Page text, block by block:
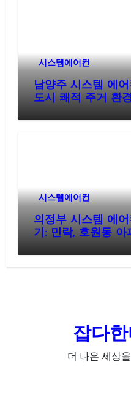
시스템에어컨
남양주 시스템 에
도시 쾌적 주거 환
시스템에어컨
의정부 시스템 에
기: 민락, 호원동
잡다
더 나은 세상